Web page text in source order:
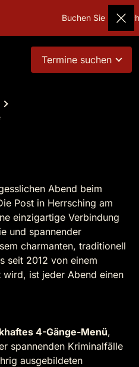
Buchen Sie
Termine suchen
Abend beim
Post in Herrsching am
einzigartige Verbindung
und spannender
charmanten, traditionell
seit 2012 von einem
ist jeder Abend einen
4-Gänge-Menü,
spannenden Kriminalfälle
ausgebildeten